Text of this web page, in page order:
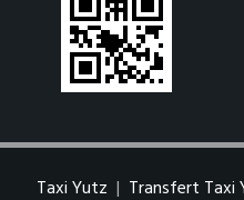
Taxi Yutz | Transfert Taxi